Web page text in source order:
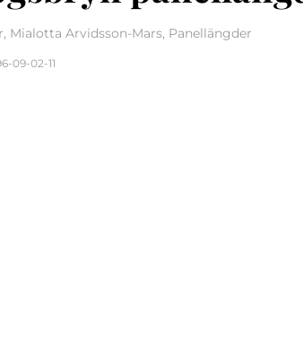
Mialotta Arvidsson-Mars, Panellängder
09-02-11